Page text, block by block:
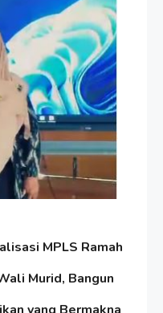
MPLS Ramah
Murid, Bangun